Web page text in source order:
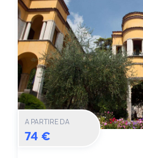
A PARTIRE DA
74 €